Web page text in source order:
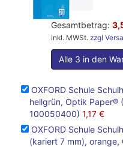
Gesamtbetrag:
inkl. MWSt. zzgl
Alle 3 in den
OXFORD Schule
hellgrün, Optik Paper®
100050400) 1,17 €
OXFORD Schule
(kariert 7 mm), orange,